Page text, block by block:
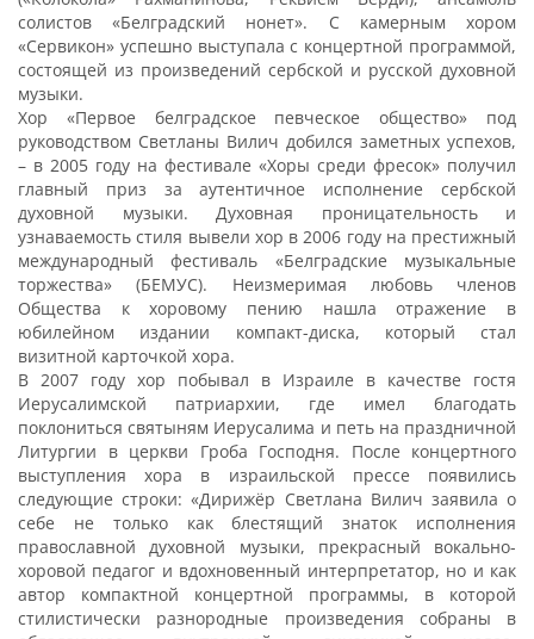
солистов «Белградский нонет». С камерным хором
«Сервикон» успешно выступала с концертной программой,
состоящей из произведений сербской и русской духовной
музыки.
Хор «Первое белградское певческое общество» под
руководством Светланы Вилич добился заметных успехов,
– в 2005 году на фестивале «Хоры среди фресок» получил
главный приз за аутентичное исполнение сербской
духовной музыки. Духовная проницательность и
узнаваемость стиля вывели хор в 2006 году на престижный
международный фестиваль «Белградские музыкальные
торжества» (БЕМУС). Неизмеримая любовь членов
Общества к хоровому пению нашла отражение в
юбилейном издании компакт-диска, который стал
визитной карточкой хора.
В 2007 году хор побывал в Израиле в качестве гостя
Иерусалимской патриархии, где имел благодать
поклониться святыням Иерусалима и петь на праздничной
Литургии в церкви Гроба Господня. После концертного
выступления хора в израильской прессе появились
следующие строки: «Дирижёр Светлана Вилич заявила о
себе не только как блестящий знаток исполнения
православной духовной музыки, прекрасный вокально-
хоровой педагог и вдохновенный интерпретатор, но и как
автор компактной концертной программы, в которой
стилистически разнородные произведения собраны в